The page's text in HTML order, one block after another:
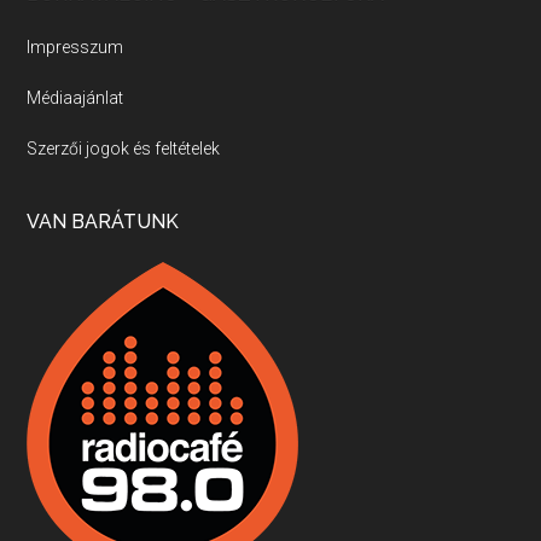
Villány, kékfrankos, Jackfall
Apr 17, 2026 • 00:35:38
Boston, teadélután, bab és homár
Apr 9, 2026 • 00:37:17
Fermentáljunk, a testünk meghálálja!
Apr 3, 2026 • 00:36:07
Impresszum
Médiaajánlat
Szerzői jogok és feltételek
VAN BARÁTUNK